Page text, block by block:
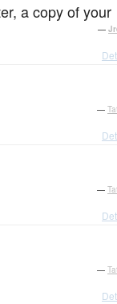
a copy of your
—
—
—
—